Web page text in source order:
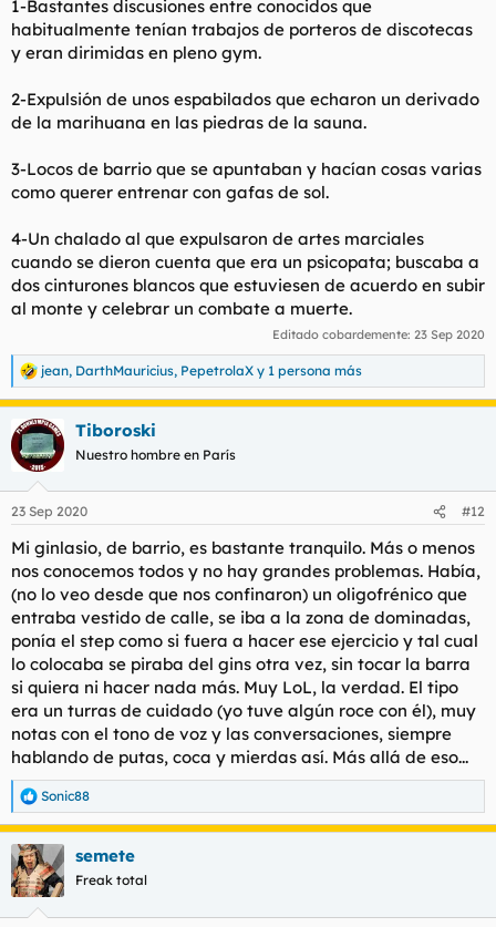
1-Bastantes discusiones entre conocidos que
habitualmente tenían trabajos de porteros de discotecas
y eran dirimidas en pleno gym.
2-Expulsión de unos espabilados que echaron un derivado
de la marihuana en las piedras de la sauna.
3-Locos de barrio que se apuntaban y hacían cosas varias
como querer entrenar con gafas de sol.
4-Un chalado al que expulsaron de artes marciales
cuando se dieron cuenta que era un psicopata; buscaba a
dos cinturones blancos que estuviesen de acuerdo en subir
al monte y celebrar un combate a muerte.
Editado cobardemente: 23 Sep 2020
R
e
a
c
c
i
e
:
jean, DarthMauricius, PepetrolaX y 1 persona más
Tiboroski
Nuestro hombre en París
23 Sep 2020 #12
Mi ginlasio, de barrio, es bastante tranquilo. Más o menos
nos conocemos todos y no hay grandes problemas. Había,
(no lo veo desde que nos confinaron) un oligofrénico que
entraba vestido de calle, se iba a la zona de dominadas,
ponía el step como si fuera a hacer ese ejercicio y tal cual
lo colocaba se piraba del gins otra vez, sin tocar la barra
si quiera ni hacer nada más. Muy LoL, la verdad. El tipo
era un turras de cuidado (yo tuve algún roce con él), muy
notas con el tono de voz y las conversaciones, siempre
hablando de putas, coca y mierdas así. Más allá de eso...
R
e
a
c
c
i
Sonic88
semete
Freak total